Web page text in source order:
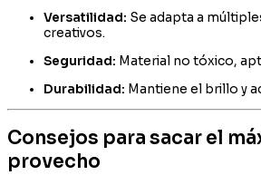
Versatilidad: Se adapta a
creativos.
Seguridad: Material no tóxico,
Durabilidad: Mantiene el brillo y
Consejos para sacar el
provecho